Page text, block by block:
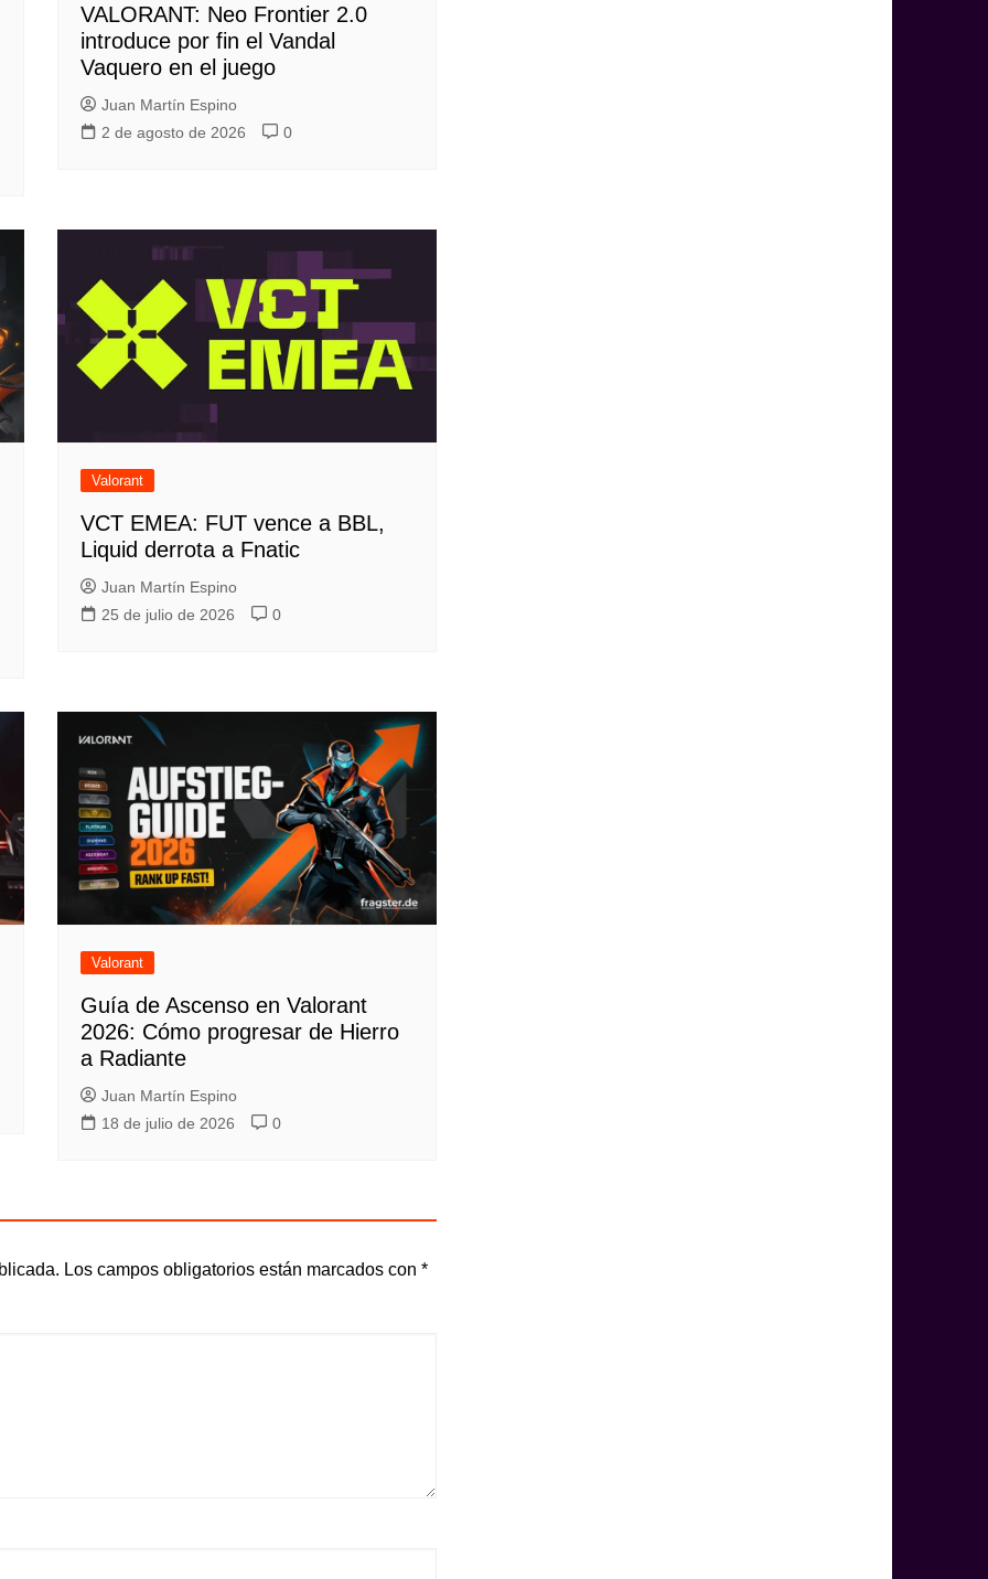
VALORANT: Neo Frontier 2.0
introduce por fin el Vandal
Vaquero en el juego
Juan Martín Espino
2 de agosto de 2026
0
Valorant
VCT EMEA: FUT vence a BBL,
Liquid derrota a Fnatic
Juan Martín Espino
25 de julio de 2026
0
Valorant
Guía de Ascenso en Valorant
2026: Cómo progresar de Hierro
a Radiante
Juan Martín Espino
18 de julio de 2026
0
Los campos obligatorios están marcados con *